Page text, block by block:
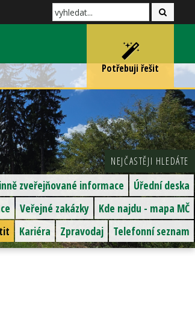
Potřebuji řešit
NEJČASTĚJI HLEDÁTE
Úřední deska
zveřejňované informace
Kde najdu - mapa MČ
Veřejné zakázky
Telefonní seznam
Zpravodaj
Kariéra